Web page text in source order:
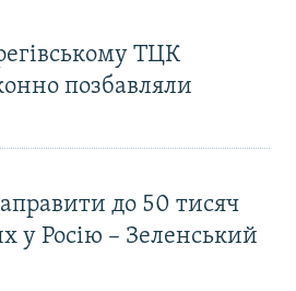
ТЦК
позбавляли
до 50 тисяч
у Росію – Зеленський